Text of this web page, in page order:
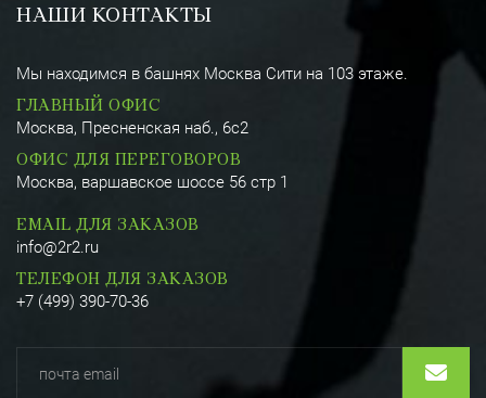
НАШИ КОНТАКТЫ
Мы находимся в башнях Москва Сити на 103 этаже.
ГЛАВНЫЙ ОФИС
Москва, Пресненская наб., 6с2
ОФИС ДЛЯ ПЕРЕГОВОРОВ
Москва, варшавское шоссе 56 стр 1
EMAIL ДЛЯ ЗАКАЗОВ
info@2r2.ru
ТЕЛЕФОН ДЛЯ ЗАКАЗОВ
+7 (499) 390-70-36